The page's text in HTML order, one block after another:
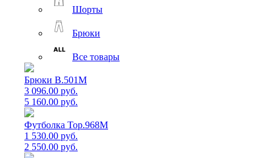
Шорты
Брюки
Все товары
Брюки B.501M
3 096.00 руб.
5 160.00 руб.
Футболка Top.968M
1 530.00 руб.
2 550.00 руб.